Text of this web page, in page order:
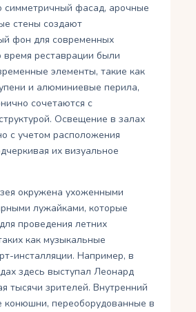
симметричный фасад, арочные
стены создают
фон для современных
время реставрации были
элементы, такие как
и алюминиевые перила,
сочетаются с
Освещение в залах
с учетом расположения
их визуальное
окружена ухоженными
лужайками, которые
проведения летних
как музыкальные
инсталляции. Например, в
здесь выступал Леонард
тысячи зрителей. Внутренний
переоборудованные в